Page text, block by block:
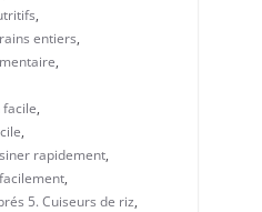
,
entiers,
,
,
,
rapidement,
,
5. Cuiseurs de riz,